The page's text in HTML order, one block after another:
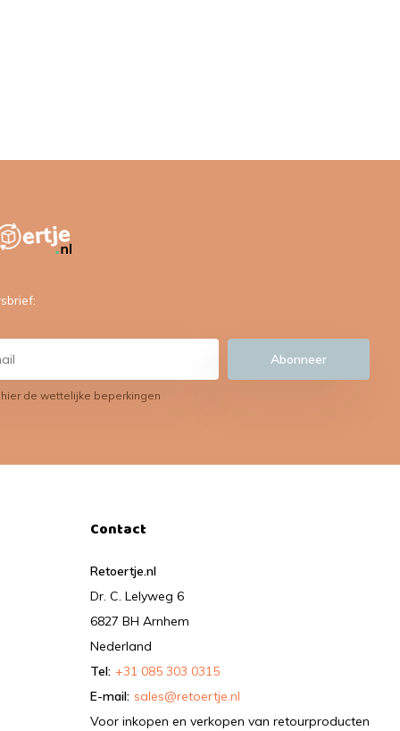
Abonneer
de wettelijke beperkingen
Contact
Retoertje.nl
Dr. C. Lelyweg 6
6827 BH Arnhem
Nederland
Tel: +31 085 303 0315
E-mail: sales@retoertje.nl
Voor inkopen en verkopen van retourproducten